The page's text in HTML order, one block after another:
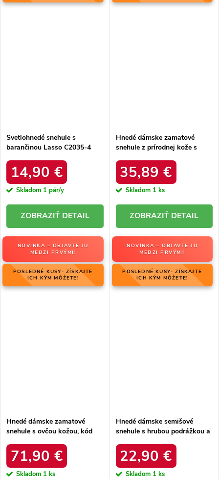
Svetlohnedé snehule s
barančinou Lasso C2035-4
14,90 €
Skladom 1 pár/y
DETAIL
Hnedé dámske zamatové
snehule z prírodnej kože s
produktu W5821 COFFEE
35,89 €
Skladom 1 ks
DETAIL
NOVINKA – OBJAVTE JU
MEDZI PRVÝMI!
POSLEDNÉ KUSY- ZÍSKAJTE
ICH KÝM MÔŽETE!
Hnedé dámske zamatové
snehule s ovčou kožou, kód
71,90 €
Skladom 1 ks
NOVINKA – OBJAVTE JU
MEDZI PRVÝMI!
POSLEDNÉ KUSY- ZÍSKAJTE
ICH KÝM MÔŽETE!
Hnedé dámske semišové
snehule s hrubou podrážkou a
produktu OO274A098
22,90 €
Skladom 1 ks